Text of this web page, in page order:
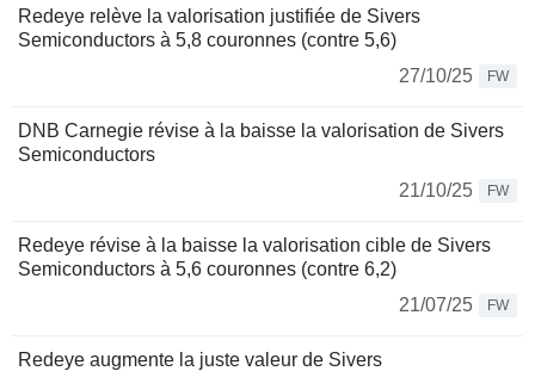
Redeye relève la valorisation justifiée de Sivers
Semiconductors à 5,8 couronnes (contre 5,6)
27/10/25
FW
DNB Carnegie révise à la baisse la valorisation de Sivers
Semiconductors
21/10/25
FW
Redeye révise à la baisse la valorisation cible de Sivers
Semiconductors à 5,6 couronnes (contre 6,2)
21/07/25
FW
Redeye augmente la juste valeur de Sivers